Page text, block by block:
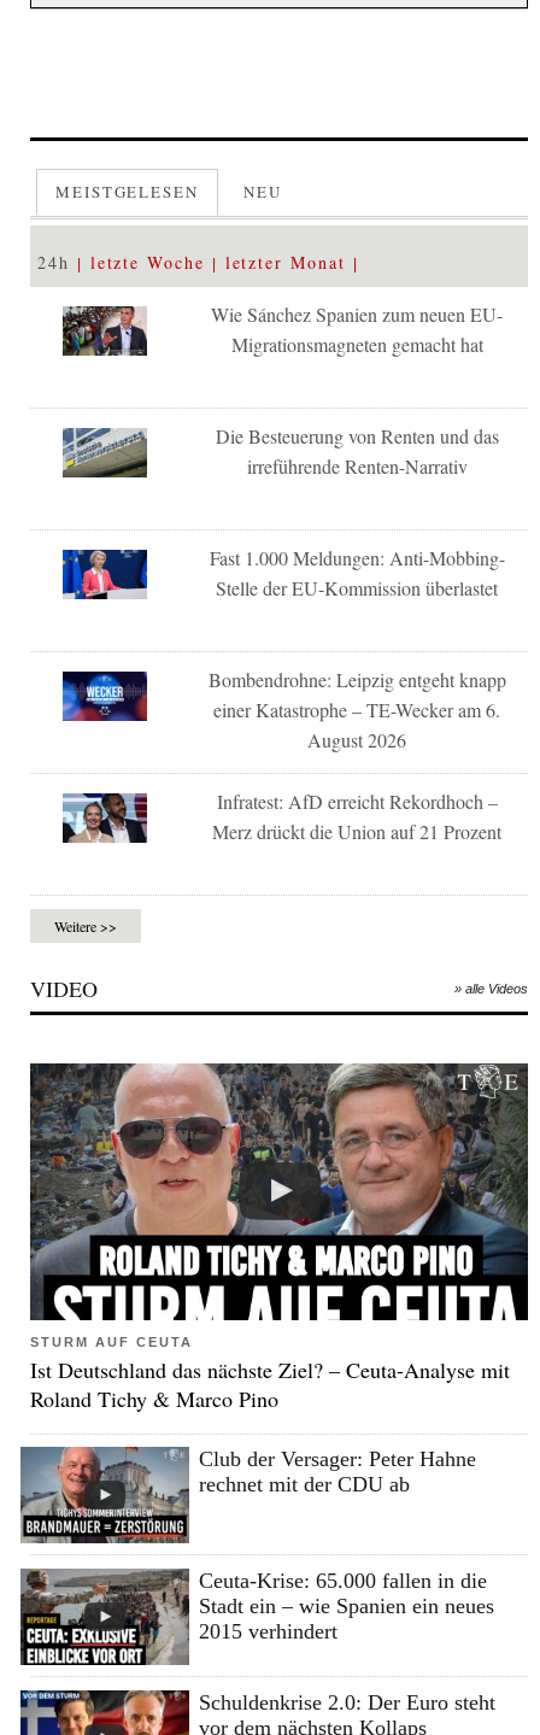
MEISTGELESEN NEU
24h letzte Woche letzter Monat
Wie Sánchez Spanien zum neuen EU-
Migrationsmagneten gemacht hat
Die Besteuerung von Renten und das
irreführende Renten-Narrativ
Fast 1.000 Meldungen: Anti-Mobbing-
Stelle der EU-Kommission überlastet
Bombendrohne: Leipzig entgeht knapp
einer Katastrophe – TE-Wecker am 6.
August 2026
Infratest: AfD erreicht Rekordhoch –
Merz drückt die Union auf 21 Prozent
Weitere >>
VIDEO » alle Videos
STURM AUF CEUTA
Ist Deutschland das nächste Ziel? – Ceuta-Analyse mit
Roland Tichy & Marco Pino
Club der Versager: Peter Hahne
rechnet mit der CDU ab
Ceuta-Krise: 65.000 fallen in die
Stadt ein – wie Spanien ein neues
2015 verhindert
Schuldenkrise 2.0: Der Euro steht
vor dem nächsten Kollaps